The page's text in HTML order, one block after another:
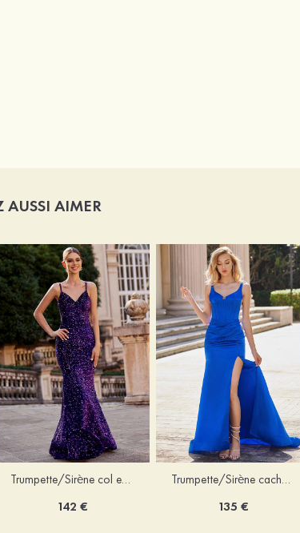
AUSSI AIMER
Trumpette/Sirène col en v velours paillettes traîne balayage robe de bal
142 €
Trumpette/Sirène cache coeur charmeuse traîne balayage robe de bal
135 €